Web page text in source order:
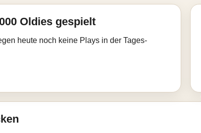
Oldies gespielt
heute noch keine Plays in der Tages-